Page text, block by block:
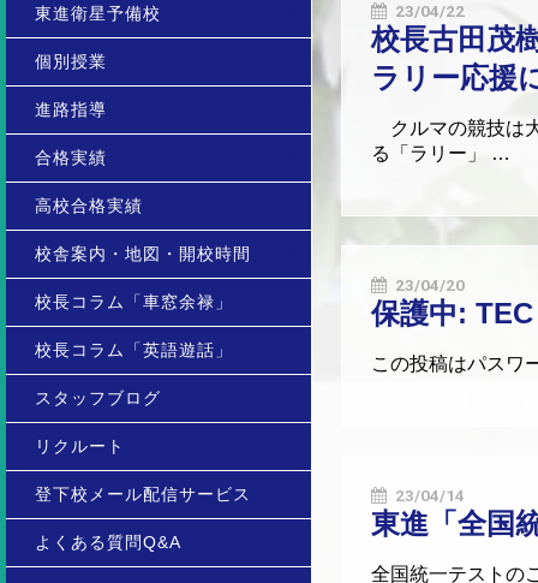
東進衛星予備校
個別授業
進路指導
合格実績
高校合格実績
校舎案内・地図・開校時間
校長コラム「車窓余禄」
校長コラム「英語遊話」
スタッフブログ
リクルート
登下校メール配信サービス
よくある質問Q&A
23/04/22
校長古田茂
ラリー応援
クルマの競技は
る「ラリー」 …
23/04/20
保護中:
この投稿はパスワ
23/04/14
東進「全国
全国統一テストの